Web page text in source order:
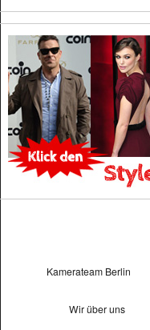
Kamerateam Berlin
Wir über uns